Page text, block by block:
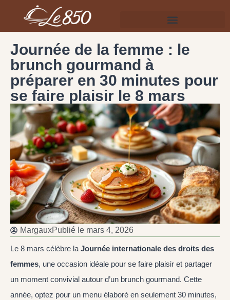
Journée de la femme : le
brunch gourmand à
préparer en 30 minutes pour
se faire plaisir le 8 mars
MargauxPublié le mars 4, 2026
Le 8 mars célèbre la Journée internationale des droits des
femmes, une occasion idéale pour se faire plaisir et partager
un moment convivial autour d’un brunch gourmand. Cette
année, optez pour un menu élaboré en seulement 30 minutes,